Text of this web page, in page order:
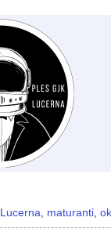
Lucerna maturanti ,